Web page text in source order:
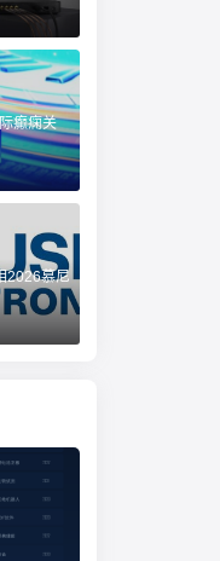
癫痫关
2026慕尼